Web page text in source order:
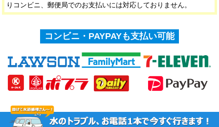
りコンビニ、郵便局でのお支払いには対応しておりません。
コンビニ・PAYPAYも支払い可能